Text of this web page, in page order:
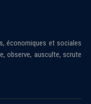
économiques et sociales
observe, ausculte, scrute